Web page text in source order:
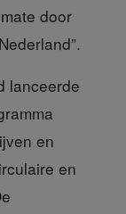
door
lanceerde
en
en